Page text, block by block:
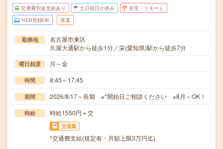
交通費別途支給あり 土日祝日が休み 在宅・リモート
WEB登録OK 派遣
勤務地
名古屋市東区
久屋大通駅から徒歩1分／栄(愛知県)駅から徒歩7分
曜日頻度 月～金
時間 8:45～17:45
期間 2026/8/17～長期 ※*開始日ご相談ください ※8月～OK！
時給 時給1550円＋交
交通費
*交通費支給(規定有・月額上限3万円迄)